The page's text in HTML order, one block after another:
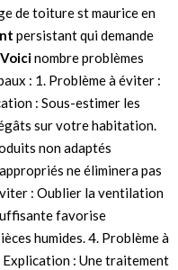
de toiture st maurice en
persistant qui demande
Voicinombre problèmes
: 1. Problème à éviter :
: Sous-estimer les
sur votre habitation.
non adaptés
ne éliminera pas
: Oublier la ventilation
favorise
humides. 4. Problème à
: Une traitement